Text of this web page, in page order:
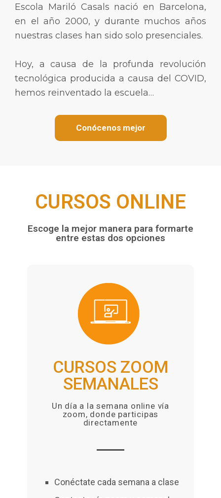
Escola Mariló Casals nació en Barcelona,
en el año 2000, y durante muchos años
nuestras clases han sido solo presenciales.
Hoy, a causa de la profunda revolución
tecnológica producida a causa del COVID,
hemos reinventado la escuela…
Conócenos mejor
CURSOS ONLINE
Escoge la mejor manera para formarte
entre estas dos opciones
CURSOS ZOOM
SEMANALES
Un día a la semana online vía
zoom, donde participas
directamente
Conéctate cada semana a clase